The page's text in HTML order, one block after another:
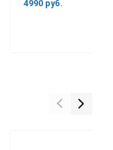
4990 руб.